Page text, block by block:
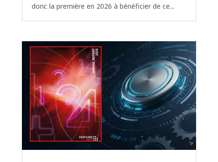
donc la première en 2026 à bénéficier de ce...